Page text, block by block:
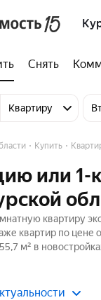
Снять
Квартиру
Купить
или
квартиру
квартир по
м² в